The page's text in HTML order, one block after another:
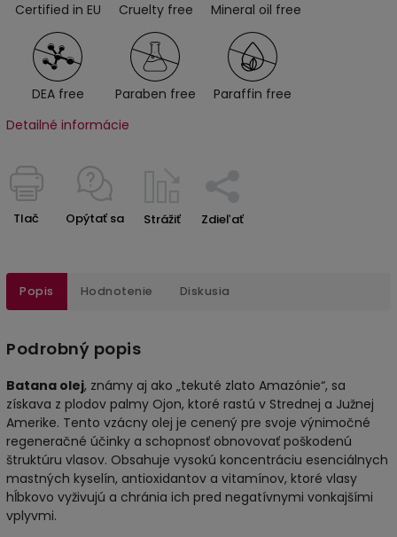
Certified in EU Cruelty free Mineral oil free
DEA free Paraben free
Paraffin free
Detailné informácie
Tlač Opýtať sa Strážiť Zdieľať
Popis Hodnotenie Diskusia
Podrobný popis
Batana olej, známy aj ako „tekuté zlato Amazónie“, sa
získava z plodov palmy Ojon, ktoré rastú v Strednej a Južnej
Amerike. Tento vzácny olej je cenený pre svoje výnimočné
regeneračné účinky a schopnosť obnovovať poškodenú
štruktúru vlasov. Obsahuje vysokú koncentráciu esenciálnych
mastných kyselín, antioxidantov a vitamínov, ktoré vlasy
hĺbkovo vyživujú a chránia ich pred negatívnymi vonkajšími
vplyvmi.